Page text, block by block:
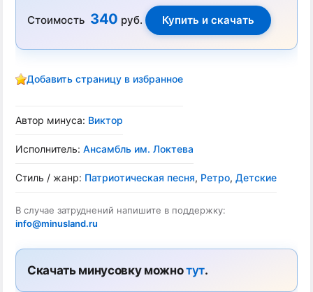
Стоимость 340 руб.
Добавить страницу в избранное
Автор минуса: Виктор
Исполнитель: Ансамбль им. Локтева
Стиль / жанр: Патриотическая песня, Ретро, Детские
В случае затруднений напишите в поддержку:
info@minusland.ru
Скачать минусовку можнотут.